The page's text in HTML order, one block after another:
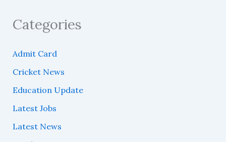
Categories
Admit Card
Cricket News
Education Update
Latest Jobs
Latest News